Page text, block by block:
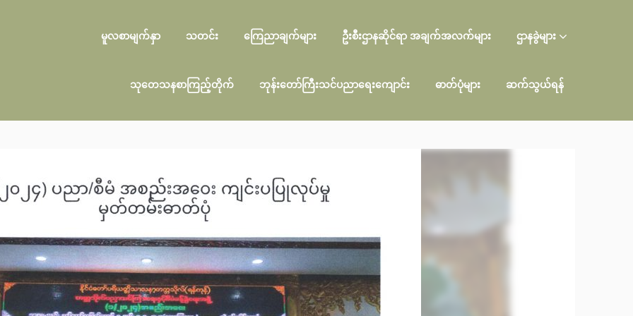
မူလစာမျက်နှာ သတင်း ကြေညာချက်များ ဦးစီးဌာနဆိုင်ရာ အချက်အလက်များ ဌာနခွဲများ
သုတေသနစာကြည့်တိုက် ဘုန်းတော်ကြီးသင်ပညာရေးကျောင်း ဓာတ်ပုံများ ဆက်သွယ်ရန်